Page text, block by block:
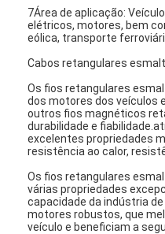
7Área de aplicação:
elétricos, motores, bem
eólica, transporte
Cabos retangulares
Os fios retangulares
dos motores dos veículos
outros fios magnéticos
durabilidade e
excelentes propriedades
resistência ao calor,
Os fios retangulares
várias propriedades
capacidade da indústria
motores robustos, que
veículo e beneficiam a